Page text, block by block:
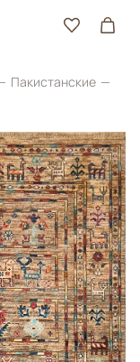
Пакистанские